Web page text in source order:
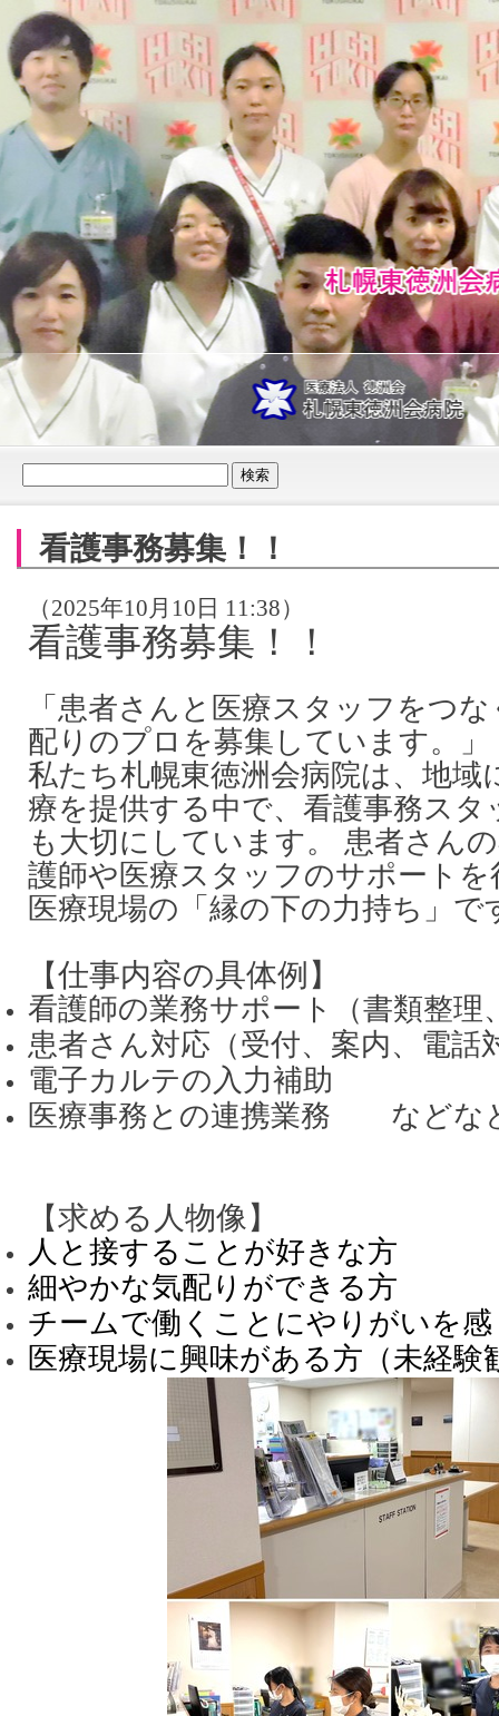
看護事務募集！！
（2025年10月10日 11:38）
看護事務募集！！
「患者さんと医療スタッフをつ
配りのプロを募集しています。」
私たち札幌東徳洲会病院は、地域
療を提供する中で、看護事務ス
も大切にしています。 患者さん
護師や医療スタッフのサポート
医療現場の「縁の下の力持ち」で
【仕事内容の具体例】
看護師の業務サポート（書類整理
患者さん対応（受付、案内、電話
電子カルテの入力補助
医療事務との連携業務 などな
【求める人物像】
人と接することが好きな方
細やかな気配りができる方
チームで働くことにやりがいを
医療現場に興味がある方（未経験